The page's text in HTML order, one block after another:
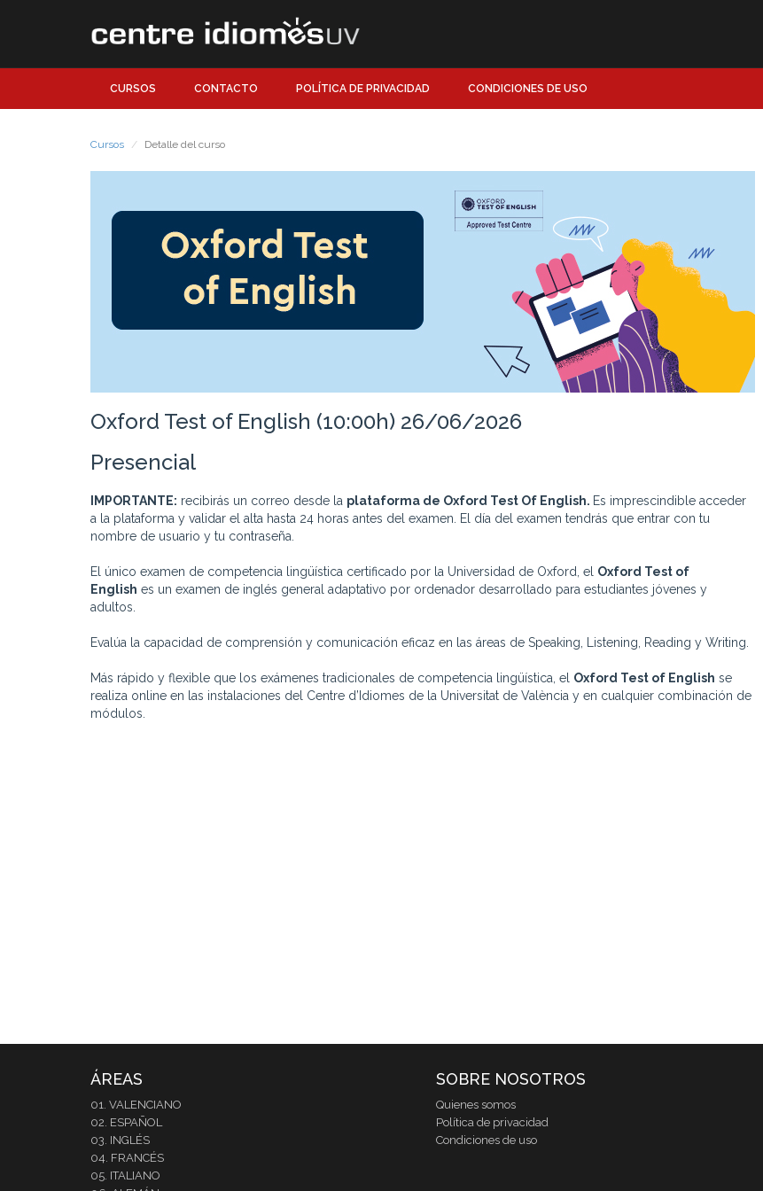
CURSOS CONTACTO POLÍTICA DE PRIVACIDAD CONDICIONES DE USO
Cursos Detalle del curso
Oxford Test of English (10:00h) 26/06/2026
Presencial
IMPORTANTE: recibirás un correo desde la plataforma de Oxford Test Of English. Es imprescindible acceder
a la plataforma y validar el alta hasta 24 horas antes del examen. El día del examen tendrás que entrar con tu
nombre de usuario y tu contraseña.
El único examen de competencia lingüística certificado por la Universidad de Oxford, el Oxford Test of
English es un examen de inglés general adaptativo por ordenador desarrollado para estudiantes jóvenes y
adultos.
Evalúa la capacidad de comprensión y comunicación eficaz en las áreas de Speaking, Listening, Reading y Writing.
Más rápido y flexible que los exámenes tradicionales de competencia lingüística, el Oxford Test of English se
realiza online en las instalaciones del Centre d’Idiomes de la Universitat de València y en cualquier combinación de
módulos.
ÁREAS
01. VALENCIANO
02. ESPAÑOL
03. INGLÉS
04. FRANCÉS
05. ITALIANO
SOBRE NOSOTROS
Quienes somos
Política de privacidad
Condiciones de uso